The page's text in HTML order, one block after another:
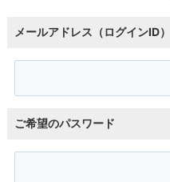
メールアドレス（ログインID）
ご希望のパスワード